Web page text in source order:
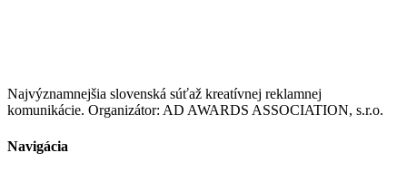
Najvýznamnejšia slovenská súťaž kreatívnej reklamnej
komunikácie. Organizátor: AD AWARDS ASSOCIATION, s.r.o.
Navigácia